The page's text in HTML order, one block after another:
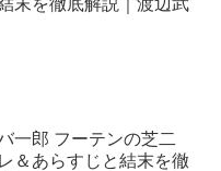
末を徹底解説｜渡辺武
一郎 フーテンの芝二
＆あらすじと結末を徹